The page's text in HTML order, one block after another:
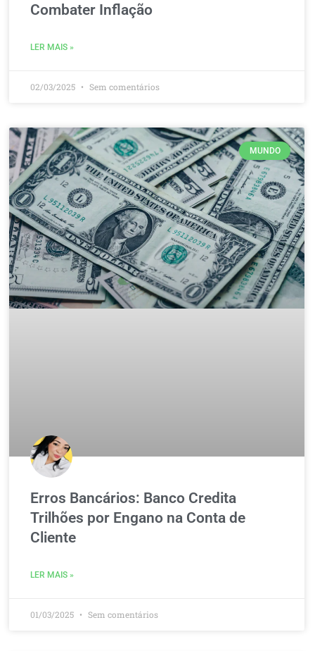
Combater Inflação
LER MAIS »
02/03/2025 Sem comentários
MUNDO
Erros Bancários: Banco Credita
Trilhões por Engano na Conta de
Cliente
LER MAIS »
01/03/2025 Sem comentários